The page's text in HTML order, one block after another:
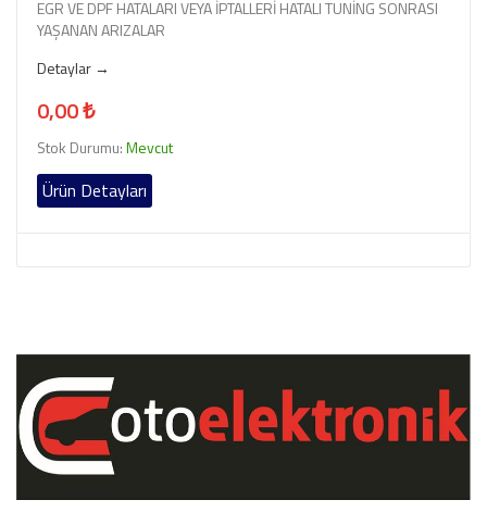
EGR VE DPF HATALARI VEYA İPTALLERİ HATALI TUNİNG SONRASI
YAŞANAN ARIZALAR
Detaylar →
0,00 ₺
Stok Durumu:Mevcut
Ürün Detayları